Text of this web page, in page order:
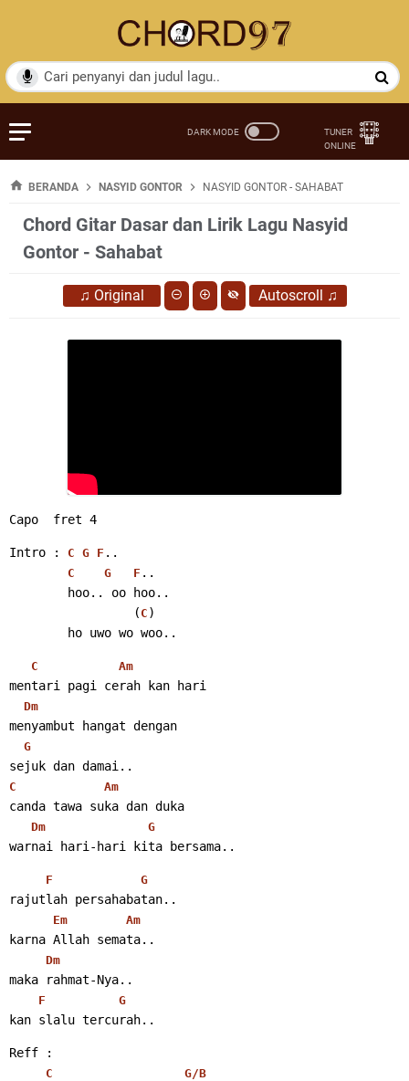
BERANDA NASYID GONTOR NASYID GONTOR - SAHABAT
Chord Gitar Dasar dan Lirik Lagu Nasyid
Gontor - Sahabat
♫ Original Autoscroll ♫
Capo  fret 4
Intro : C G F ..
C G F ..
        hoo.. oo hoo..
                 (
C )
        ho uwo wo woo..
C Am
mentari pagi cerah kan hari
Dm
menyambut hangat dengan
G
sejuk dan damai..
C Am
canda tawa suka dan duka
Dm G
warnai hari-hari kita bersama..
F G
rajutlah persahabatan..
Em Am
karna Allah semata..
Dm
maka rahmat-Nya..
F G
kan slalu tercurah..
Reff :
C G/B